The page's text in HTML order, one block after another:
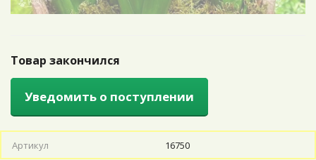
Товар закончился
Уведомить о поступлении
Артикул 16750